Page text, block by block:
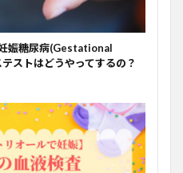
娠糖尿病(Gestational
ストはどうやってするの？